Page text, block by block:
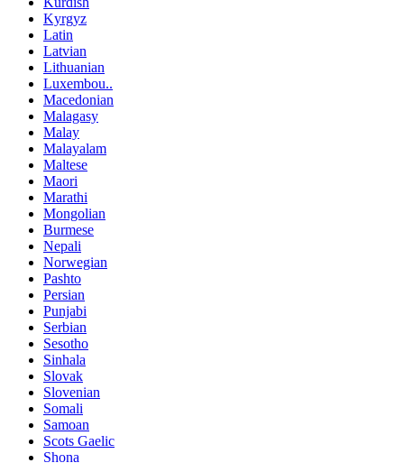
Kyrgyz
Latin
Latvian
Lithuanian
Luxembou..
Macedonian
Malagasy
Malay
Malayalam
Maltese
Maori
Marathi
Mongolian
Burmese
Nepali
Norwegian
Pashto
Persian
Punjabi
Serbian
Sesotho
Sinhala
Slovak
Slovenian
Somali
Samoan
Scots Gaelic
Shona